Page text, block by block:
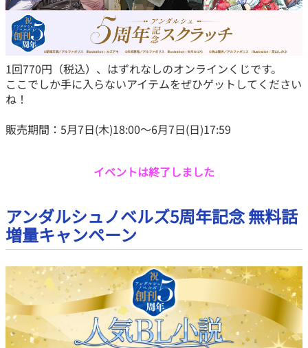
1回770円（税込）、はずれなしのオンラインくじです。
ここでしか手に入らないアイテムをぜひゲットしてください
ね！
販売期間：5月7日(木)18:00～6月7日(日)17:59
イベントは終了しました
アンダルシュノベルズ5周年記念 無料話
増量キャンペーン